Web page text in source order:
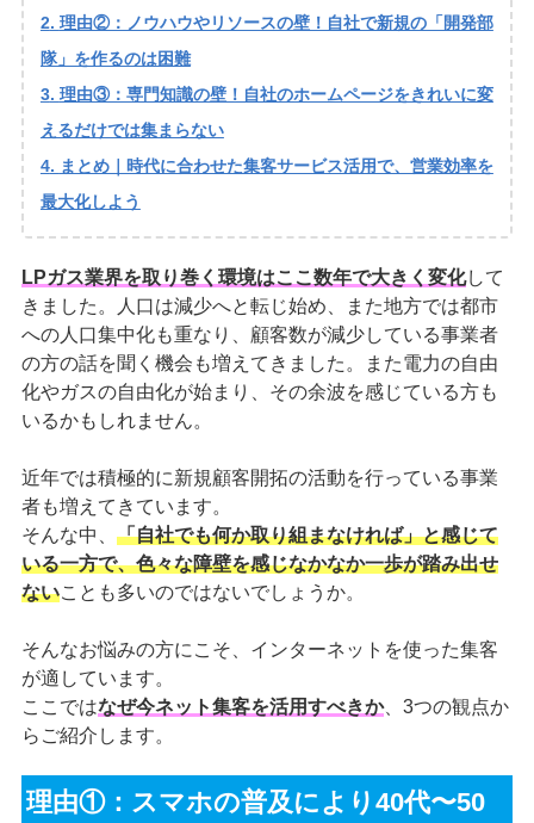
理由②：ノウハウやリソースの壁！自社で新規の「開発部
隊」を作るのは困難
理由③：専門知識の壁！自社のホームページをきれいに変
えるだけでは集まらない
まとめ｜時代に合わせた集客サービス活用で、営業効率を
最大化しよう
LPガス業界を取り巻く環境はここ数年で大きく変化して
きました。人口は減少へと転じ始め、また地方では都市
への人口集中化も重なり、顧客数が減少している事業者
の方の話を聞く機会も増えてきました。また電力の自由
化やガスの自由化が始まり、その余波を感じている方も
いるかもしれません。
近年では積極的に新規顧客開拓の活動を行っている事業
者も増えてきています。
そんな中、 「自社でも何か取り組まなければ」と感じて
いる一方で、色々な障壁を感じなかなか一歩が踏み出せ
ないことも多いのではないでしょうか。
そんなお悩みの方にこそ、インターネットを使った集客
が適しています。
ここではなぜ今ネット集客を活用すべきか、3つの観点か
らご紹介します。
理由①：スマホの普及により40代〜50